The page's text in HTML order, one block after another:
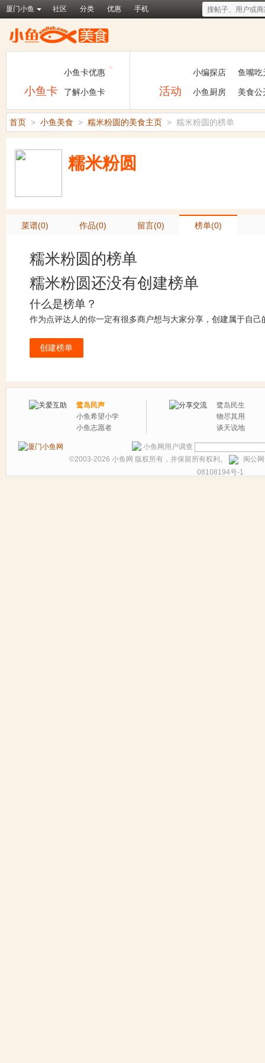
厦门小鱼 社区 分类 优惠 手机
小鱼卡
小鱼卡优惠
★
了解小鱼卡 活动
小编探店
小鱼厨房
鱼嘴吃
美食公
首页 > 小鱼美食 > 糯米粉圆的美食主页 > 糯米粉圆的榜单
糯米粉圆
菜谱(0) 作品(0) 留言(0) 榜单(0)
糯米粉圆的榜单
糯米粉圆还没有创建榜单
什么是榜单？
作为点评达人的你一定有很多商户想与大家分享，创建属于自
创建榜单
鹭岛民声
小鱼希望小学
小鱼志愿者
鹭岛民生
物尽其用
谈天说地
小鱼网用户调查
©2003-2026 小鱼网 版权所有，并保留所有权利。
闽公
08108194号-1